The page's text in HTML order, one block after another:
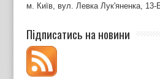
м. Київ, вул. Левка Лук'яненка, 13-
Підписатись на новини